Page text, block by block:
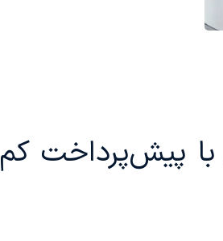
با پیش‌پرداخت کم